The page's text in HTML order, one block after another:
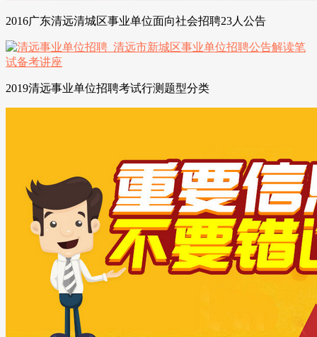
2016广东清远清城区事业单位面向社会招聘23人公告
2019清远事业单位招聘考试行测题型分类